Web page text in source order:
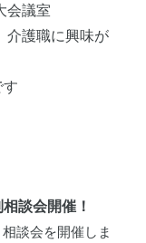
会議室
介護職に興味が
談会開催！
談会を開催しま